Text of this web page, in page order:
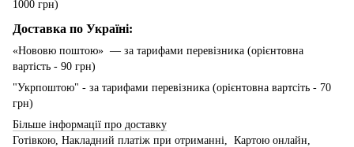
1000 грн)
Доставка по Україні:
«Нововю поштою» — за тарифами перевізника (орієнтовна
вартість - 90 грн)
"Укрпоштою" - за тарифами перевізника (орієнтовна вартсіть - 70
грн)
Більше інформації про доставку
Готівкою, Накладний платіж при отриманні, Картою онлайн,